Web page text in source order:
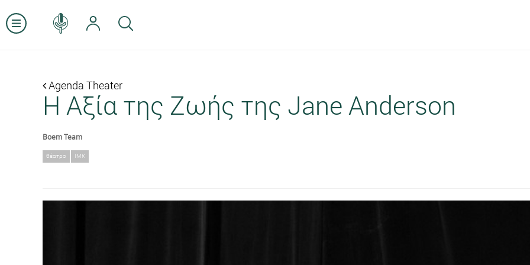
Agenda Theater
Η Αξία της Ζωής της Jane Anderson
Boem Team
θέατρο ΙΜΚ